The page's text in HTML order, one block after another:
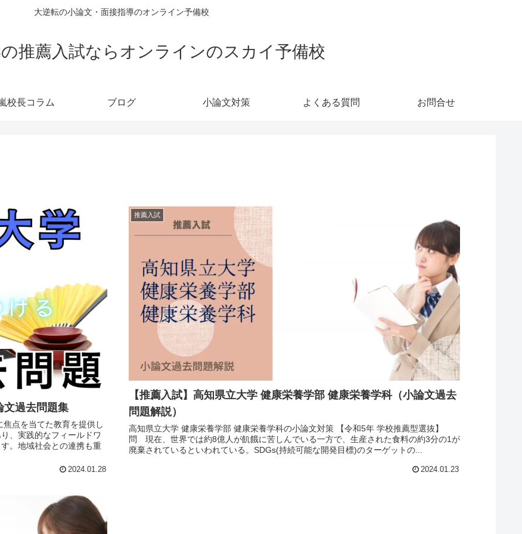
大逆転の小論文・面接指導のオンライン予備校
推薦入試ならオンラインのスカイ予備校
校長コラム ブログ 小論文対策 よくある質問 お問合せ
文過去問題集
点を当てた教育を提供し
、実践的なフィールドワ
。地域社会との連携も重
2024.01.28
推薦入試
【推薦入試】高知県立大学 健康栄養学部 健康栄養学科（小論文過去
問題解説）
高知県立大学 健康栄養学部 健康栄養学科の小論文対策 【令和5年 学校推薦型選抜】
問 現在、世界では約8億人が飢餓に苦しんでいる一方で、生産された食料の約3分の1が
廃棄されているといわれている。SDGs(持続可能な開発目標)のターゲットの...
2024.01.23